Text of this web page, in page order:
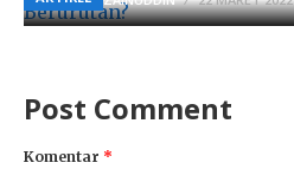
Post Comment
Komentar *